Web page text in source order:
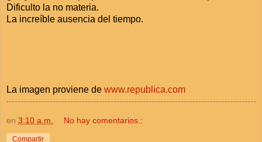
Dificulto la no materia.
La increíble ausencia del tiempo.
La imagen proviene de www.republica.com
en 3:10 a.m. No hay comentarios.:
Compartir